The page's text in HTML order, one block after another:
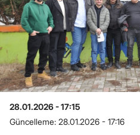
28.01.2026 - 17:15
Güncelleme: 28.01.2026 - 17:16